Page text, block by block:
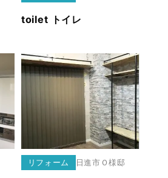
toilet トイレ
リフォーム 日進市 Ｏ様邸